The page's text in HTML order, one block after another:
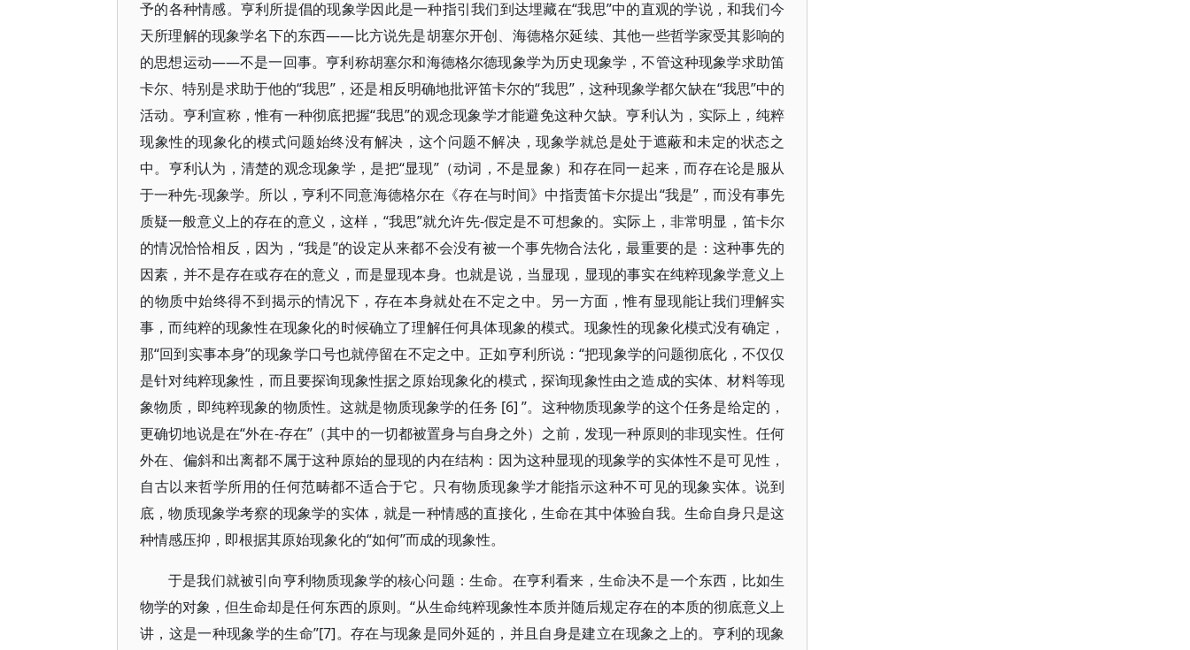
予的各种情感。亨利所提倡的现象学因此是一种指引我们到达埋藏在“我思”中的直观的学说，和我们今
天所理解的现象学名下的东西——比方说先是胡塞尔开创、海德格尔延续、其他一些哲学家受其影响的
的思想运动——不是一回事。亨利称胡塞尔和海德格尔德现象学为历史现象学，不管这种现象学求助笛
卡尔、特别是求助于他的“我思”，还是相反明确地批评笛卡尔的“我思”，这种现象学都欠缺在“我思”中的
活动。亨利宣称，惟有一种彻底把握“我思”的观念现象学才能避免这种欠缺。亨利认为，实际上，纯粹
现象性的现象化的模式问题始终没有解决，这个问题不解决，现象学就总是处于遮蔽和未定的状态之
中。亨利认为，清楚的观念现象学，是把“显现”（动词，不是显象）和存在同一起来，而存在论是服从
于一种先-现象学。所以，亨利不同意海德格尔在《存在与时间》中指责笛卡尔提出“我是”，而没有事先
质疑一般意义上的存在的意义，这样，“我思”就允许先-假定是不可想象的。实际上，非常明显，笛卡尔
的情况恰恰相反，因为，“我是”的设定从来都不会没有被一个事先物合法化，最重要的是：这种事先的
因素，并不是存在或存在的意义，而是显现本身。也就是说，当显现，显现的事实在纯粹现象学意义上
的物质中始终得不到揭示的情况下，存在本身就处在不定之中。另一方面，惟有显现能让我们理解实
事，而纯粹的现象性在现象化的时候确立了理解任何具体现象的模式。现象性的现象化模式没有确定，
那“回到实事本身”的现象学口号也就停留在不定之中。正如亨利所说：“把现象学的问题彻底化，不仅仅
是针对纯粹现象性，而且要探询现象性据之原始现象化的模式，探询现象性由之造成的实体、材料等现
象物质，即纯粹现象的物质性。这就是物质现象学的任务 [6] ”。这种物质现象学的这个任务是给定的，
更确切地说是在“外在-存在”（其中的一切都被置身与自身之外）之前，发现一种原则的非现实性。任何
外在、偏斜和出离都不属于这种原始的显现的内在结构：因为这种显现的现象学的实体性不是可见性，
自古以来哲学所用的任何范畴都不适合于它。只有物质现象学才能指示这种不可见的现象实体。说到
底，物质现象学考察的现象学的实体，就是一种情感的直接化，生命在其中体验自我。生命自身只是这
种情感压抑，即根据其原始现象化的“如何”而成的现象性。
于是我们就被引向亨利物质现象学的核心问题：生命。在亨利看来，生命决不是一个东西，比如生
物学的对象，但生命却是任何东西的原则。“从生命纯粹现象性本质并随后规定存在的本质的彻底意义上
讲，这是一种现象学的生命”[7]。存在与现象是同外延的，并且自身是建立在现象之上的。亨利的现象